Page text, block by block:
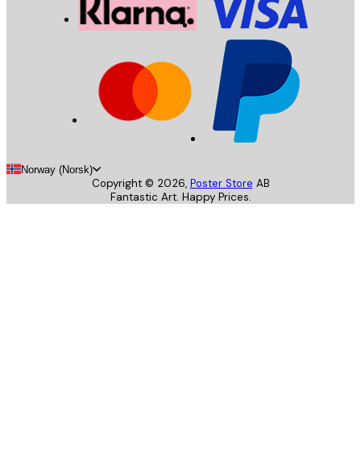
Norway (Norsk)
Copyright © 2026, Poster Store AB
Fantastic Art. Happy Prices.